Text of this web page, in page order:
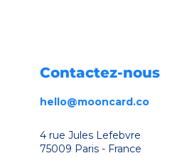
Contactez-nous
hello@mooncard.co
4 rue Jules Lefebvre
75009 Paris - France